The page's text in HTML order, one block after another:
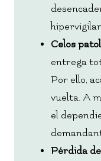
Celos
entrega
Por ello,
vuelta. A
el
Pérdida